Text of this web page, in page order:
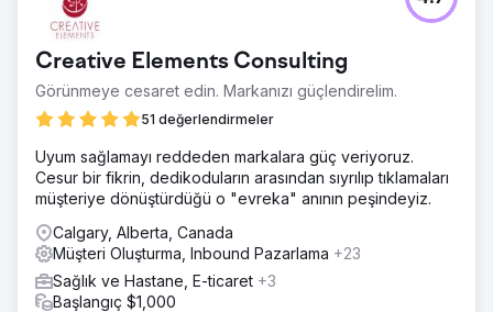
dönüşmüyordu.
Çözüm
Açılış sayfasını yeniden tasarladım ve daha fazla hizmet
sayfası oluşturdum. Bir PPC ve SEO kampanyası başlattım.
SEO uzun vadeli stratejiye yardımcı olur, PPC daha hızlı
Sonuç
Hukuk Bürosuna ayda 2-3 potansiyel müşteri geliyor ve
Ajans sayfasına git
Creative Elements Consulting
Görünmeye cesaret edin. Markanızı güçlendirelim.
51 değerlendirmeler
Uyum sağlamayı reddeden markalara güç veriyoruz.
Cesur bir fikrin, dedikoduların arasından sıyrılıp tıklamaları
müşteriye dönüştürdüğü o "evreka" anının peşindeyiz.
Calgary, Alberta, Canada
Müşteri Oluşturma, Inbound Pazarlama +23
Sağlık ve Hastane, E-ticaret +3
Başlangıç $1,000